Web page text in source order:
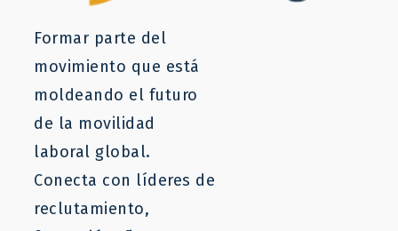
Formar parte del
movimiento que está
moldeando el futuro
de la movilidad
laboral global.
Conecta con líderes de
reclutamiento,